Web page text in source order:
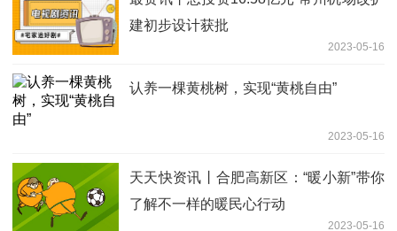
建初步设计获批
2023-05-16
认养一棵黄桃树，实现“黄桃自由”
2023-05-16
天天快资讯丨合肥高新区：“暖小新”带你
了解不一样的暖民心行动
2023-05-16